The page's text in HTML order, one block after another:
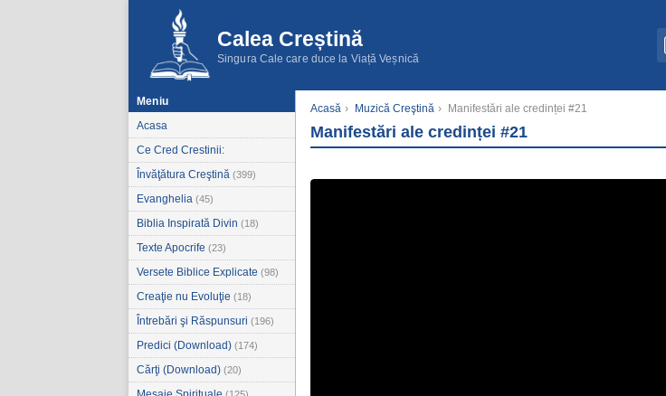
Calea Creștină
Singura Cale care duce la Viață Veșnică
Meniu
Acasa
Ce Cred Crestinii:
Învăţătura Creştină (399)
Evanghelia (45)
Biblia Inspirată Divin (18)
Texte Apocrife (23)
Versete Biblice Explicate (98)
Creaţie nu Evoluţie (18)
Întrebări şi Răspunsuri (196)
Predici (Download) (174)
Cărţi (Download) (20)
Acasă › Muzică Creştină › Manifestări ale credinței #21
Manifestări ale credinței #21